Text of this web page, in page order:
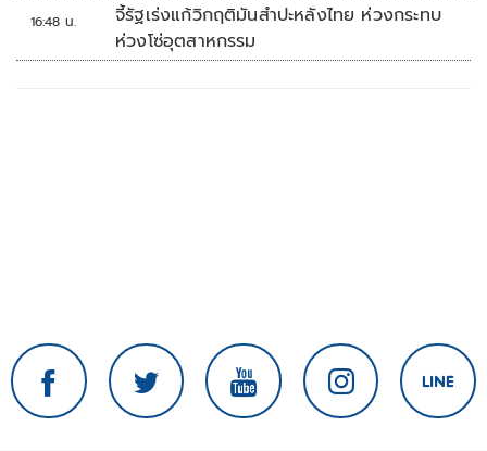
16:48 น.
จี้รัฐเร่งแก้วิกฤติมันสำปะหลังไทย ห่วงกระทบ
ห่วงโซ่อุตสาหกรรม